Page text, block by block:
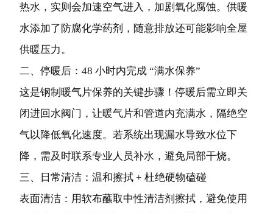
热水，实则会加速空气进入，加剧氧化腐蚀。供暖
水添加了防腐化学药剂，随意排放还可能影响全屋
供暖压力。
二、停暖后：48 小时内完成 “满水保养”
这是钢制暖气片保养的关键步骤！停暖后需立即关
闭进回水阀门，让暖气片和管道内充满水，隔绝空
气以降低氧化速度。若系统出现漏水导致水位下
降，需及时联系专业人员补水，避免局部干烧。
三、日常清洁：温和擦拭 + 杜绝硬物磕碰
表面清洁：用软布蘸取中性清洁剂擦拭，避免使用